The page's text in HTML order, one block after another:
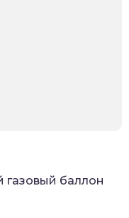
газовый баллон